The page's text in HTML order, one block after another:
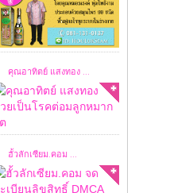
คุณอาทิตย์ แสงทอง ...
อาทิตย์ แสงทอง ป่วย
เป็นโรคต่อมลูกหมาก
โต ...
ฮั้วลักเซียม.คอม ...
ลิขสิทธิ์ผมชื่อ ธนาวัชร์
ธนาชววัฒน์ ...
เคสผู้ป่วยวันนี้ ผมขอ
อนุญาตให้ชมคลิปการ